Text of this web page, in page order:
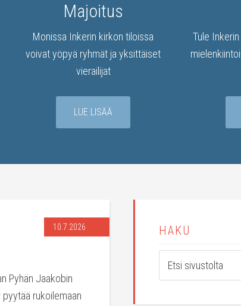
Majoitus
Monissa Inkerin kirkon tiloissa
voivat yöpyä ryhmät ja yksittäiset
vierailijat
LUE LISÄÄ
Tule
10.7.2026
Pyhän Jaakobin
rukoilemaan
HAKU